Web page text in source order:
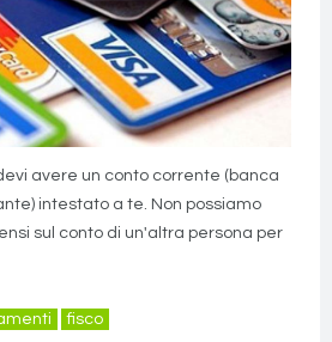
avere un conto corrente (banca
intestato a te. Non possiamo
sul conto di un'altra persona per
fisco